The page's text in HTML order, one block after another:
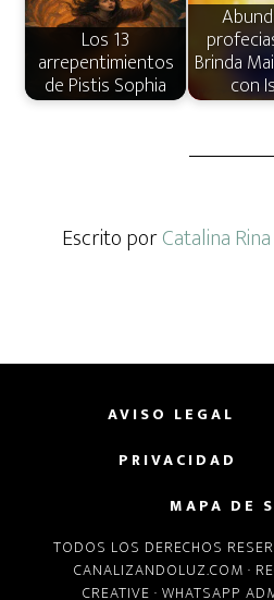
Los 13
arrepentimientos
de Pistis Sophia
Brinda
con
Escrito porCatalina Rina
AVISO LEGAL
PRIVACIDAD
MAPA DE
TODOS LOS DERECHOS
CANALIZANDOLUZ.COM ·
CREATIVE · WHATSAPP